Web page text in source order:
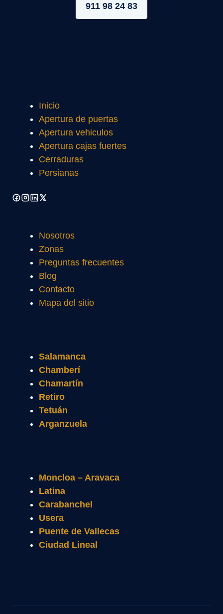
911 98 24 83
Inicio
Apertura de puertas
Apertura vehiculos
Apertura cajas fuertes
Cerraduras
Persianas
Nosotros
Zonas
Preguntas frecuentes
Blog
Contacto
Mapa del sitio
Salamanca
Chamberí
Chamartín
Retiro
Tetuán
Arganzuela
Moncloa – Aravaca
Latina
Carabanchel
Usera
Puente de Vallecas
Ciudad Lineal